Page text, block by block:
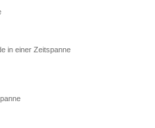
in einer Zeitspanne